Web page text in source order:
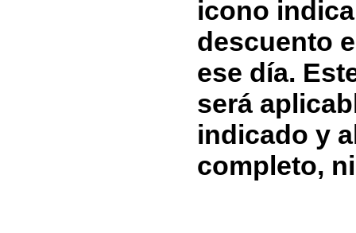
icono
descuento
ese día.
será
indicado y
completo,